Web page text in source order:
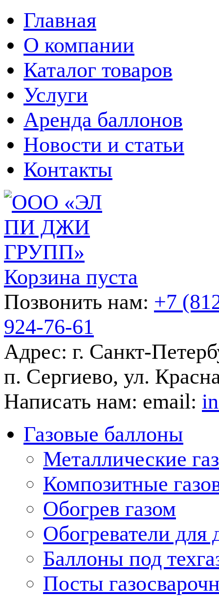
Главная
О компании
Каталог товаров
Услуги
Аренда баллонов
Новости и статьи
Контакты
Корзина пуста
Позвонить нам: +7
924-76-61
Адрес: г. Санкт-
п. Сергиево, ул.
Написать нам: email:
Газовые баллоны
Металлические
Композитные
Обогрев газом
Обогреватели для
Баллоны под
Посты